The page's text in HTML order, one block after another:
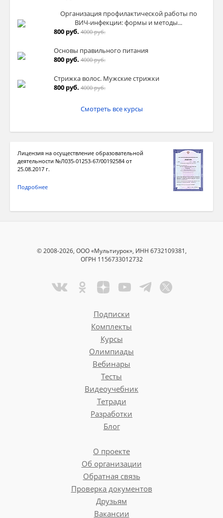
Организация профилактической работы по
ВИЧ-инфекции: формы и методы...
800 руб. 4000 руб.
Основы правильного питания
800 руб. 4000 руб.
Стрижка волос. Мужские стрижки
800 руб. 4000 руб.
Смотреть все курсы
Лицензия на осуществление образовательной
деятельности №Л035-01253-67/00192584 от
25.08.2017 г.
Подробнее
© 2008-2026, ООО «Мультиурок», ИНН 6732109381,
ОГРН 1156733012732
Подписки
Комплекты
Курсы
Олимпиады
Вебинары
Тесты
Видеоучебник
Тетради
Разработки
Блог
О проекте
Об организации
Обратная связь
Проверка документов
Друзьям
Вакансии